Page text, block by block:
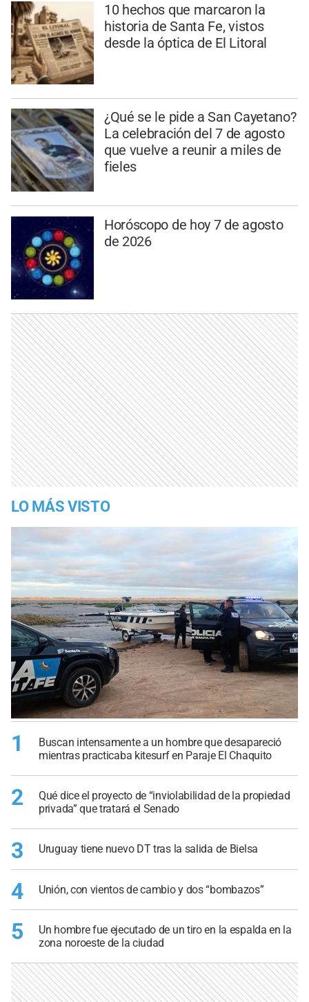
10 hechos que marcaron la
historia de Santa Fe, vistos
desde la óptica de El Litoral
¿Qué se le pide a San Cayetano?
La celebración del 7 de agosto
que vuelve a reunir a miles de
fieles
Horóscopo de hoy 7 de agosto
de 2026
LO MÁS VISTO
1
Buscan intensamente a un hombre que desapareció
mientras practicaba kitesurf en Paraje El Chaquito
2
Qué dice el proyecto de “inviolabilidad de la propiedad
privada” que tratará el Senado
3 Uruguay tiene nuevo DT tras la salida de Bielsa
4 Unión, con vientos de cambio y dos “bombazos”
5
Un hombre fue ejecutado de un tiro en la espalda en la
zona noroeste de la ciudad